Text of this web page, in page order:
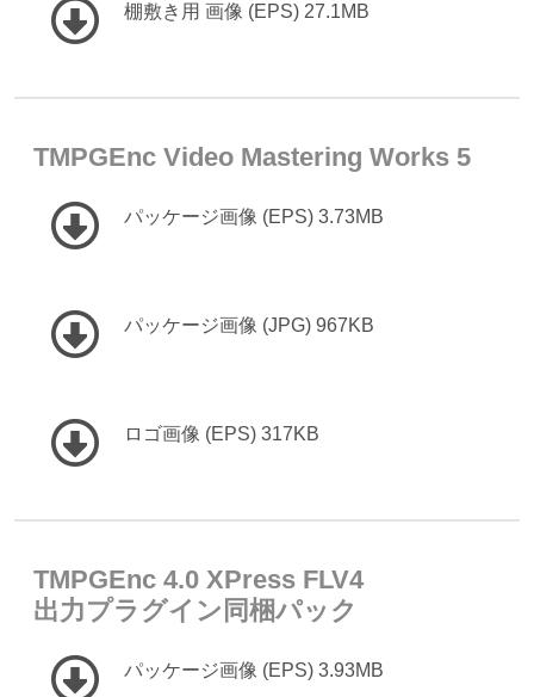
棚敷き用 画像 (EPS) 27.1MB
TMPGEnc Video Mastering Works 5
パッケージ画像 (EPS) 3.73MB
パッケージ画像 (JPG) 967KB
ロゴ画像 (EPS) 317KB
TMPGEnc 4.0 XPress FLV4
出力プラグイン同梱パック
パッケージ画像 (EPS) 3.93MB